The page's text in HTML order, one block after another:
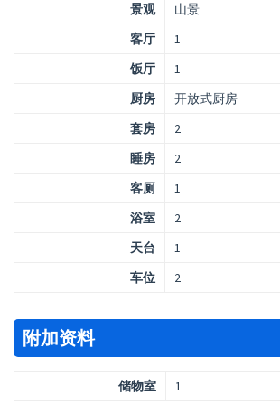
景观
山景
客厅
1
饭厅
1
厨房
开放式厨房
套房
2
睡房
2
客厕
1
浴室
2
天台
1
车位
2
附加资料
储物室 1